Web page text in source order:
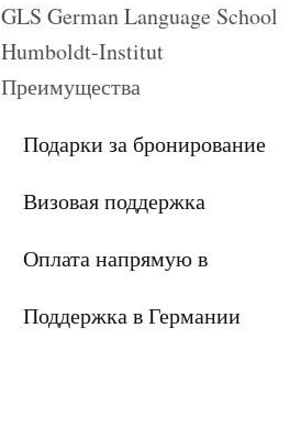
GLS German Language School
Humboldt-Institut
Преимущества
Подарки за бронирование
Визовая поддержка
Оплата напрямую в
Поддержка в Германии